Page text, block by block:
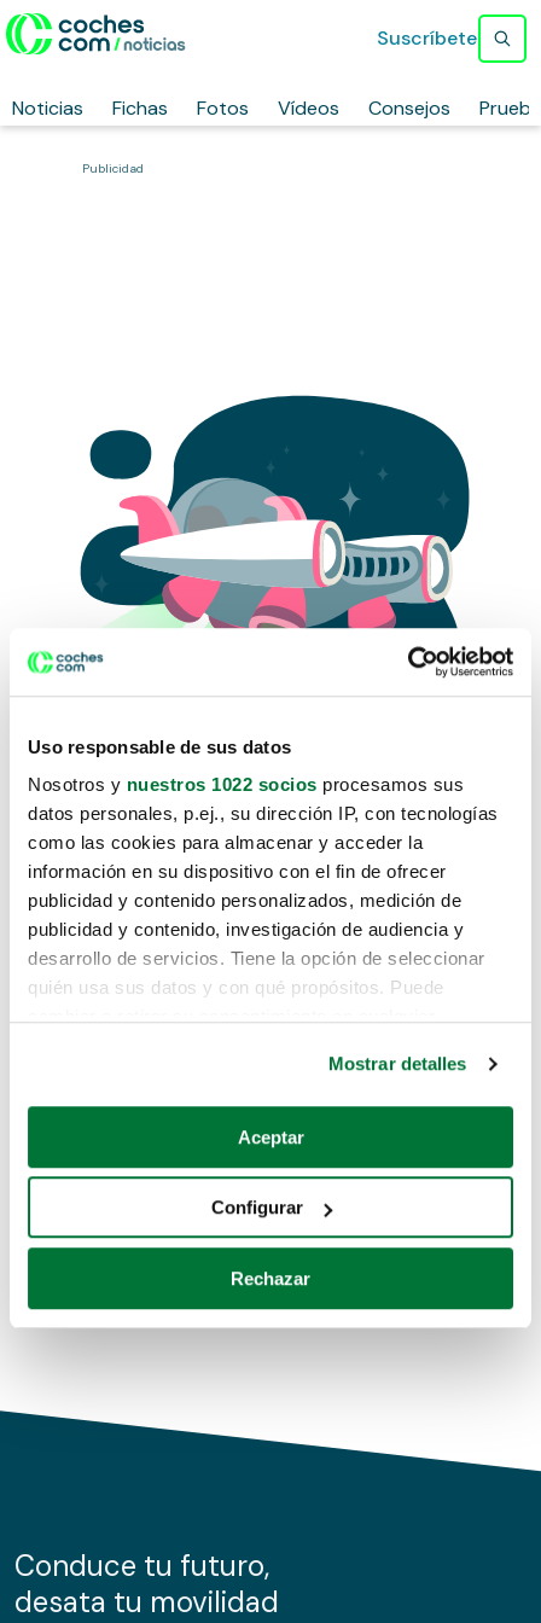
Uso responsable de sus datos
Nosotros y nuestros 1022 socios procesamos sus
datos personales, p.ej., su dirección IP, con tecnologías
como las cookies para almacenar y acceder la
información en su dispositivo con el fin de ofrecer
publicidad y contenido personalizados, medición de
publicidad y contenido, investigación de audiencia y
desarrollo de servicios. Tiene la opción de seleccionar
quién usa sus datos y con qué propósitos. Puede
Si lo permite, también quisiéramos:
Recopilar información sobre su ubicación geográfica
Identificar su dispositivo analizándolo activamente
para buscar características específicas (huellas
Obtenga más información sobre cómo se procesan sus
de cookies.
información sobre el uso que haga del sitio web con
nuestros partners de redes sociales, publicidad y análisis
Mostrar detalles
Aceptar
Configurar
Rechazar
Noticias Fichas Fotos Vídeos Consejos
Suscríbete
Publicidad
Lo sentimos, no sabemos como
te hemos traido hasta aquí.
Pero puedes encontrar el coche que estás
buscando en alguno de estos enlaces:
Coches de segunda mano
Coches de km0
Conduce tu futuro,
desata tu movilidad